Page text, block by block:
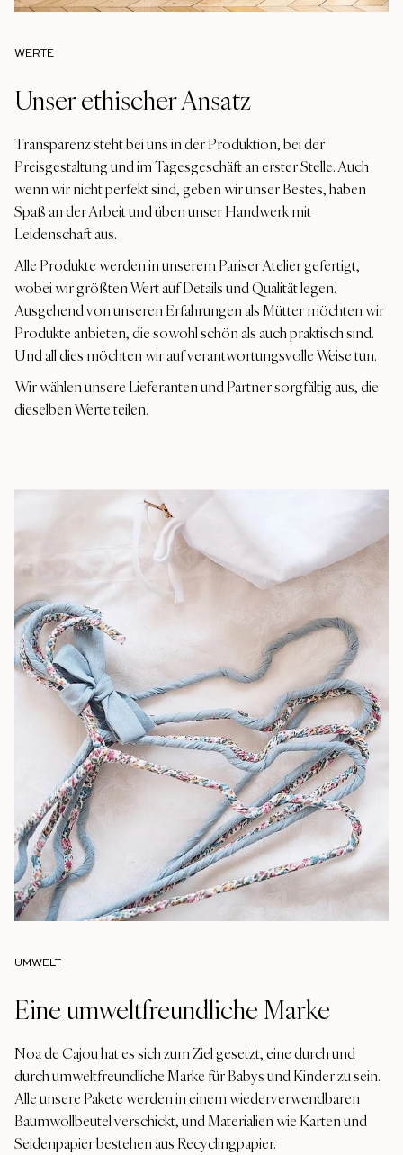
WERTE
Unser ethischer Ansatz
Transparenz steht bei uns in der Produktion, bei der
Preisgestaltung und im Tagesgeschäft an erster Stelle. Auch
wenn wir nicht perfekt sind, geben wir unser Bestes, haben
Spaß an der Arbeit und üben unser Handwerk mit
Leidenschaft aus.
Alle Produkte werden in unserem Pariser Atelier gefertigt,
wobei wir größten Wert auf Details und Qualität legen.
Ausgehend von unseren Erfahrungen als Mütter möchten wir
Produkte anbieten, die sowohl schön als auch praktisch sind.
Und all dies möchten wir auf verantwortungsvolle Weise tun.
Wir wählen unsere Lieferanten und Partner sorgfältig aus, die
dieselben Werte teilen.
UMWELT
Eine umweltfreundliche Marke
Noa de Cajou hat es sich zum Ziel gesetzt, eine durch und
durch umweltfreundliche Marke für Babys und Kinder zu sein.
Alle unsere Pakete werden in einem wiederverwendbaren
Baumwollbeutel verschickt, und Materialien wie Karten und
Seidenpapier bestehen aus Recyclingpapier.